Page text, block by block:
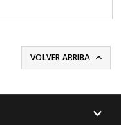
VOLVER ARRIBA 
